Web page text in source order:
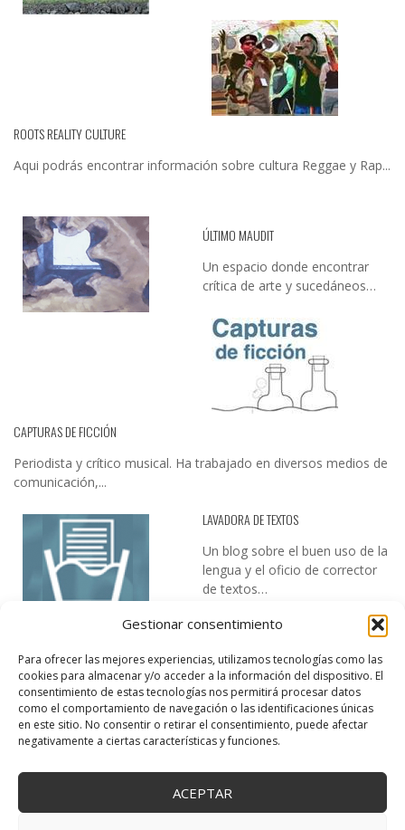
Gestionar consentimiento
Para ofrecer las mejores experiencias, utilizamos tecnologías como las
cookies para almacenar y/o acceder a la información del dispositivo. El
consentimiento de estas tecnologías nos permitirá procesar datos
como el comportamiento de navegación o las identificaciones únicas
en este sitio. No consentir o retirar el consentimiento, puede afectar
negativamente a ciertas características y funciones.
ACEPTAR
ROOTS REALITY CULTURE
Aqui podrás encontrar información sobre cultura Reggae y Rap...
ÚLTIMO MAUDIT
Un espacio donde encontrar
crítica de arte y sucedáneos…
CAPTURAS DE FICCIÓN
Periodista y crítico musical. Ha trabajado en diversos medios de
comunicación,...
LAVADORA DE TEXTOS
Un blog sobre el buen uso de la
lengua y el oficio de corrector
de textos…
DESIREE MARTÍN